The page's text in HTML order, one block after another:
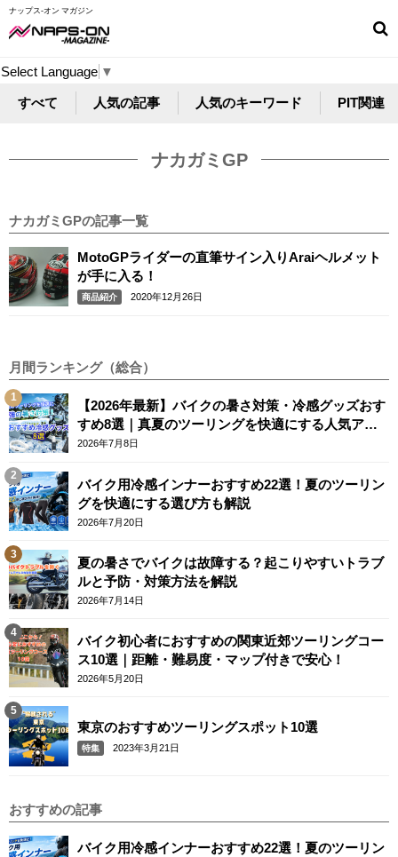
ナップス-オン マガジン
Select Language ▼
すべて 人気の記事 人気のキーワード PIT関連
ナカガミGP
ナカガミGPの記事一覧
MotoGPライダーの直筆サイン入りAraiヘルメット
が手に入る！
商品紹介 2020年12月26日
月間ランキング（総合）
【2026年最新】バイクの暑さ対策・冷感グッズおす
すめ8選｜真夏のツーリングを快適にする人気アイ
テム
2026年7月8日
バイク用冷感インナーおすすめ22選！夏のツーリン
グを快適にする選び方も解説
2026年7月20日
夏の暑さでバイクは故障する？起こりやすいトラブ
ルと予防・対策方法を解説
2026年7月14日
バイク初心者におすすめの関東近郊ツーリングコー
ス10選｜距離・難易度・マップ付きで安心！
2026年5月20日
東京のおすすめツーリングスポット10選
特集 2023年3月21日
おすすめの記事
バイク用冷感インナーおすすめ22選！夏のツーリン